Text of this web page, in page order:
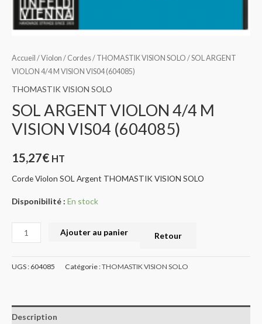
Accueil /Violon / Cordes/ THOMASTIK VISION SOLO / SOL ARGENT
VIOLON 4/4 M VISION VIS04 (604085)
THOMASTIK VISION SOLO
SOL ARGENT VIOLON 4/4 M
VISION VIS04 (604085)
15,27€ HT
Corde Violon SOL Argent THOMASTIK VISION SOLO
Disponibilité : En stock
Ajouter au panier Retour
UGS : 604085 Catégorie :THOMASTIK VISION SOLO
Description